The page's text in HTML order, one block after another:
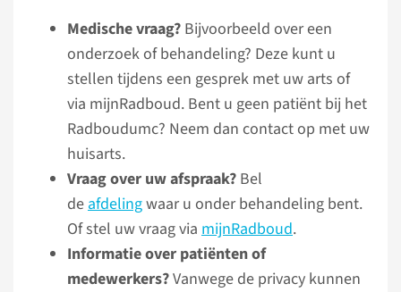
Medische vraag? Bijvoorbeeld over een
onderzoek of behandeling? Deze kunt u
stellen tijdens een gesprek met uw arts of
via mijnRadboud. Bent u geen patiënt bij het
Radboudumc? Neem dan contact op met uw
huisarts.
Vraag over uw afspraak? Bel
deafdelingwaar u onder behandeling bent.
Of stel uw vraag via mijnRadboud.
Informatie over patiënten of
medewerkers?Vanwege de privacy kunnen